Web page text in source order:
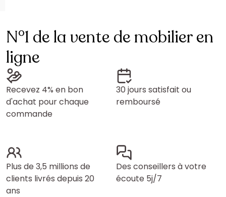
N°1 de la vente de mobilier en
ligne
Recevez 4% en bon
d'achat pour chaque
commande
30 jours satisfait ou
remboursé
Plus de 3,5 millions de
clients livrés depuis 20
ans
Des conseillers à votre
écoute 5j/7